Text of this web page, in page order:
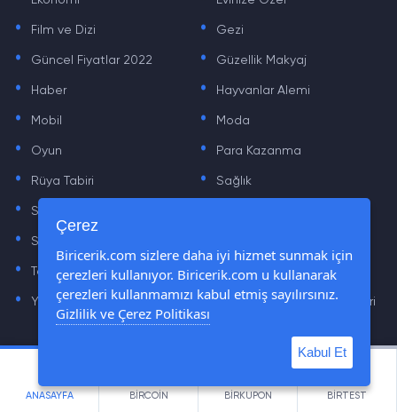
ANASAYFA BİRCOİN BİRKUPON BİRTEST
. Film ve Dizi . Gezi
. Güncel Fiyatlar 2022 . Güzellik Makyaj
. Haber . Hayvanlar Alemi
. Mobil . Moda
. Oyun . Para Kazanma
. Rüya Tabiri . Sağlık
. Sinema .
. Sözler
. Teknoloji Haberleri . Yaşam
. Yazılım Haberleri . Yiyecek Önerileri ve Tarifleri
Çerez
Biricerik.com sizlere daha iyi hizmet sunmak için
çerezleri kullanıyor. Biricerik.com u kullanarak
çerezleri kullanmamızı kabul etmiş sayılırsınız.
Gizlilik ve Çerez Politikası
Kabul Et